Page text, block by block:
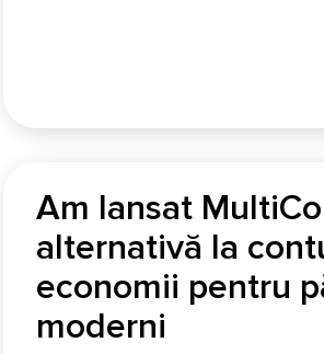
Am lansat
alternativă la
economii pentru
moderni